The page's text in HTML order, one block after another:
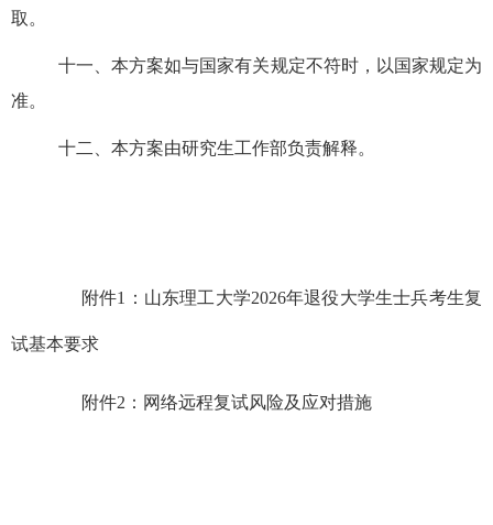
取。
十一、本方案如与国家有关规定不符时，以国家规定为
准。
十二、 本方案由研究生工作部负责解释。
附件1：山东理工大学2026年退役大学生士兵考生复
试基本要求
附件2：网络远程复试风险及应对措施